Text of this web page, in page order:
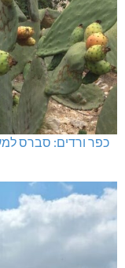
כפר ורדים: סברס